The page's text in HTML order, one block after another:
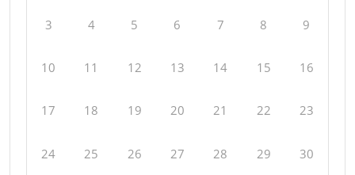
3 4 5 6 7 8 9
10 11 12 13 14 15 16
17 18 19 20 21 22 23
24 25 26 27 28 29 30